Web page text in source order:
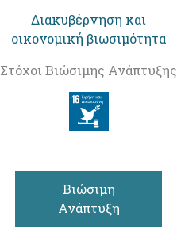
Διακυβέρνηση και
οικονομική βιωσιμότητα
Στόχοι Βιώσιμης Ανάπτυξης
Βιώσιμη
Ανάπτυξη